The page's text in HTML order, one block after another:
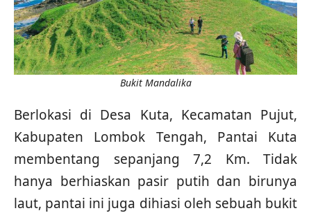
Bukit Mandalika
Berlokasi di Desa Kuta, Kecamatan Pujut,
Kabupaten Lombok Tengah, Pantai Kuta
membentang sepanjang 7,2 Km. Tidak
hanya berhiaskan pasir putih dan birunya
laut, pantai ini juga dihiasi oleh sebuah bukit